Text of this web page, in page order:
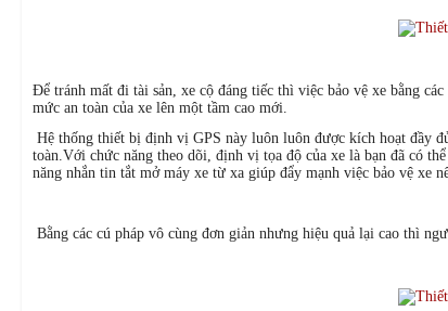
Để tránh mất đi tài sản, xe cộ đáng tiếc thì việc bảo vệ xe bằng các
mức an toàn của xe lên một tầm cao mới.
Hệ thống thiết bị định vị GPS này luôn luôn được kích hoạt đầy
toàn.Với chức năng theo dõi, định vị tọa độ của xe là bạn đã có
năng nhắn tin tắt mở máy xe từ xa giúp đẩy mạnh việc bảo vệ xe
Bằng các cú pháp vô cùng đơn giản nhưng hiệu quả lại cao thì